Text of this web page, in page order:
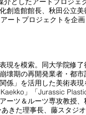
創造館館長、秋田公立美
ートプロジェクトを企
現を模索。同大学院修了
壊期の再開発業者・都市
係」を活用した美術表現
」「Jurassic
ーツ＆ルーツ専攻教授、
きた理事長、藤スタジオ